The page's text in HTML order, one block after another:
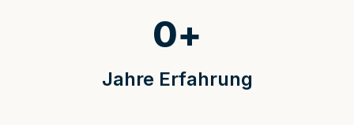
Jahre Erfahrung
0+